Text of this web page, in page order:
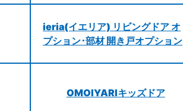
ieria(イエリア) リビングドア オ
プション･部材 開き戸オプション
OMOIYARIキッズドア